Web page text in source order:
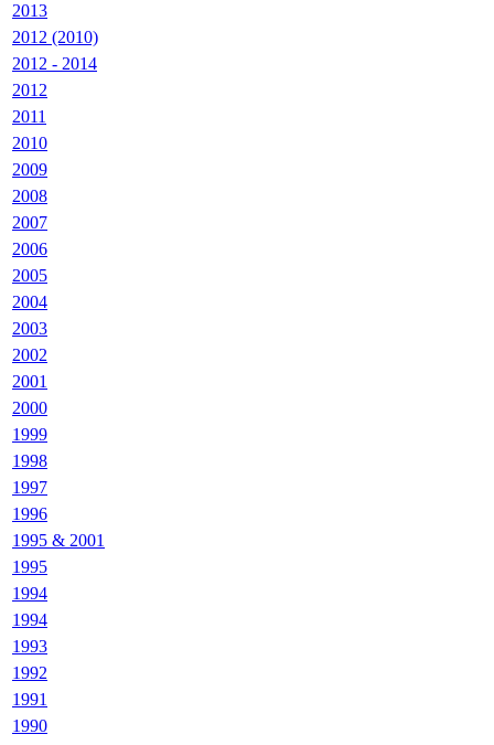
2013
2012 (2010)
2012 - 2014
2012
2011
2010
2009
2008
2007
2006
2005
2004
2003
2002
2001
2000
1999
1998
1997
1996
1995 & 2001
1995
1994
1994
1993
1992
1991
1990